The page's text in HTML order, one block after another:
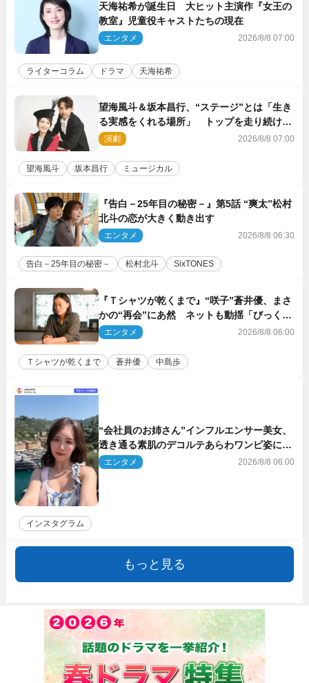
天海祐希が誕生日 大ヒット主演作『女王の
教室』児童役キャストたちの現在
エンタメ 2026/8/8 07:00
ライターコラム ドラマ 天海祐希
望海風斗＆坂本昌行、“ステージ”とは「生き
る実感をくれる場所」 トップを走り続ける
原動力を語る
演劇 2026/8/8 07:00
望海風斗 坂本昌行 ミュージカル
『告白－25年目の秘密－』第5話 “爽太”松村
北斗の恋が大きく動き出す
エンタメ 2026/8/8 06:30
告白－25年目の秘密－ 松村北斗 SixTONES
『Ｔシャツが乾くまで』“咲子”蒼井優、まさ
かの“再会”にあ然 ネットも動揺「びっくり
した!!」「今さら?!」（ネタバレあり）
エンタメ 2026/8/8 06:00
Ｔシャツが乾くまで 蒼井優 中島歩
“会社員のお姉さん”インフルエンサー美女、
透き通る素肌のデコルテあらわワンピ姿に反
響エンタメ 2026/8/8 06:00
インスタグラム
もっと見る